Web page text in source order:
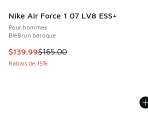
Nike Air Force 1 07 LV8 ESS+
Pour hommes
BléBrun baroque
Cet article est en solde. Le prix est
$139.99$165.00
Rabais de 15%